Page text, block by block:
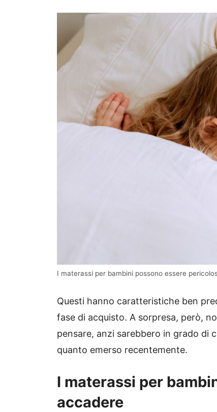
I materassi per bambini possono essere
Questi hanno caratteristiche ben
fase di acquisto. A sorpresa, però,
pensare, anzi sarebbero in grado di
quanto emerso recentemente.
I materassi per
accadere